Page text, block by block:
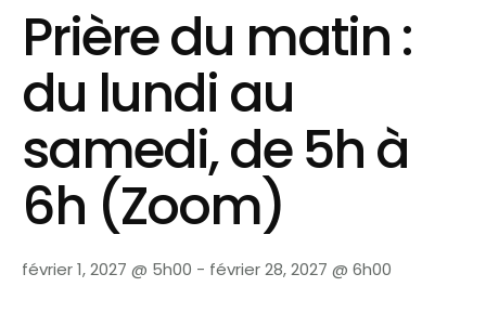
Prière du matin :
du lundi au
samedi, de 5h à
6h (Zoom)
février 1, 2027 @ 5h00 - février 28, 2027 @ 6h00